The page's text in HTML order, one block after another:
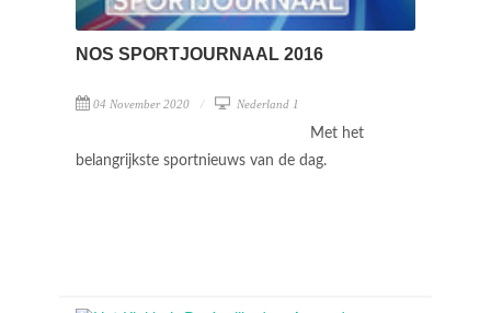
NOS SPORTJOURNAAL 2016
04 November 2020 Nederland 1
Met het
belangrijkste sportnieuws van de dag.